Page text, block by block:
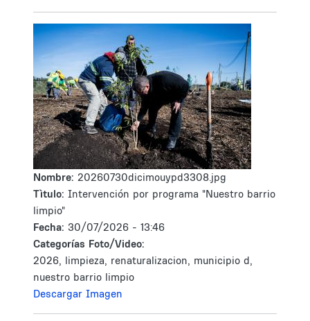
Nombre: 20260730dicimouypd3308.jpg
Tìtulo: Intervención por programa "Nuestro barrio
limpio"
Fecha: 30/07/2026 - 13:46
Categorías Foto/Video:
2026, limpieza, renaturalizacion, municipio d,
nuestro barrio limpio
Descargar Imagen